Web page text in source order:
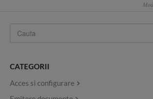
CATEGORII
Acces si configurare